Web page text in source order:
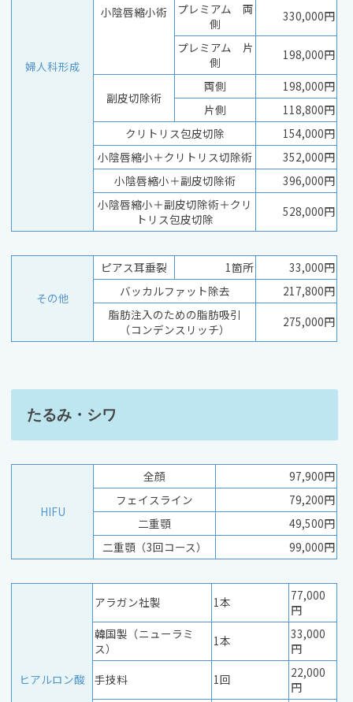
婦人科形成
小陰唇縮小術
プレミアム 両
側
330,000円
プレミアム 片
側
198,000円
副皮切除術
両側
198,000円
片側
118,800円
クリトリス包皮切除
154,000円
小陰唇縮小＋クリトリス切除術
352,000円
小陰唇縮小＋副皮切除術
396,000円
小陰唇縮小＋副皮切除術＋クリ
トリス包皮切除
528,000円
その他
ピアス耳垂裂 1箇所
33,000円
バッカルファット除去
217,800円
脂肪注入のための脂肪吸引
（コンデンスリッチ）
275,000円
たるみ・シワ
HIFU
全顔
97,900円
フェイスライン
79,200円
二重顎
49,500円
二重顎（3回コース）
99,000円
ヒアルロン酸
アラガン社製 1本
77,000
円
韓国製（ニューラミ
ス）
1本
33,000
円
手技料
1回
22,000
円